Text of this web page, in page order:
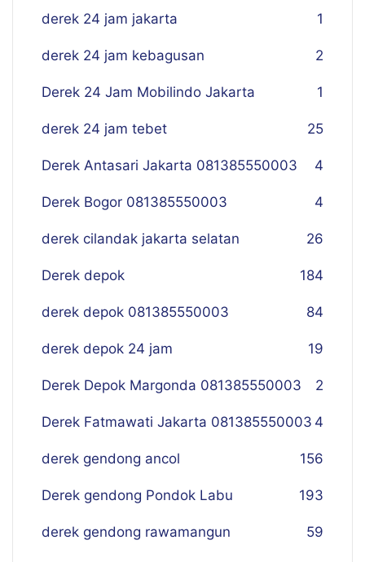
derek 24 jam jakarta 1
derek 24 jam kebagusan 2
Derek 24 Jam Mobilindo Jakarta 1
derek 24 jam tebet 25
Derek Antasari Jakarta 081385550003 4
Derek Bogor 081385550003 4
derek cilandak jakarta selatan 26
Derek depok 184
derek depok 081385550003 84
derek depok 24 jam 19
Derek Depok Margonda 081385550003 2
Derek Fatmawati Jakarta 081385550003 4
derek gendong ancol 156
Derek gendong Pondok Labu 193
derek gendong rawamangun 59